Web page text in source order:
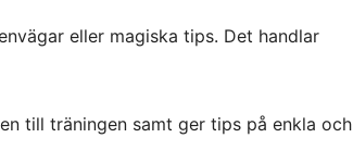
eller magiska tips. Det handlar
till träningen samt ger tips på enkla och